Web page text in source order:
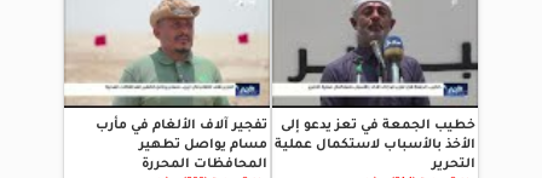
خطيب الجمعة في تعز يدعو إلى
الأخذ بالأسباب لاستكمال عملية
التحرير
تفجير آلاف الألغام في مأرب
مسام يواصل تطهير
المحافظات المحررة